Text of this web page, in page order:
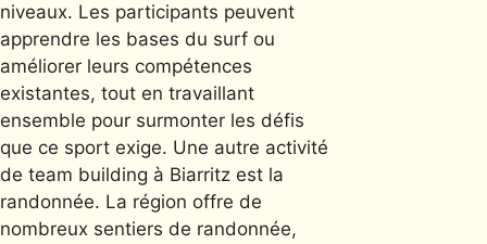
niveaux. Les participants peuvent
apprendre les bases du surf ou
améliorer leurs compétences
existantes, tout en travaillant
ensemble pour surmonter les défis
que ce sport exige. Une autre activité
de team building à Biarritz est la
randonnée. La région offre de
nombreux sentiers de randonnée,